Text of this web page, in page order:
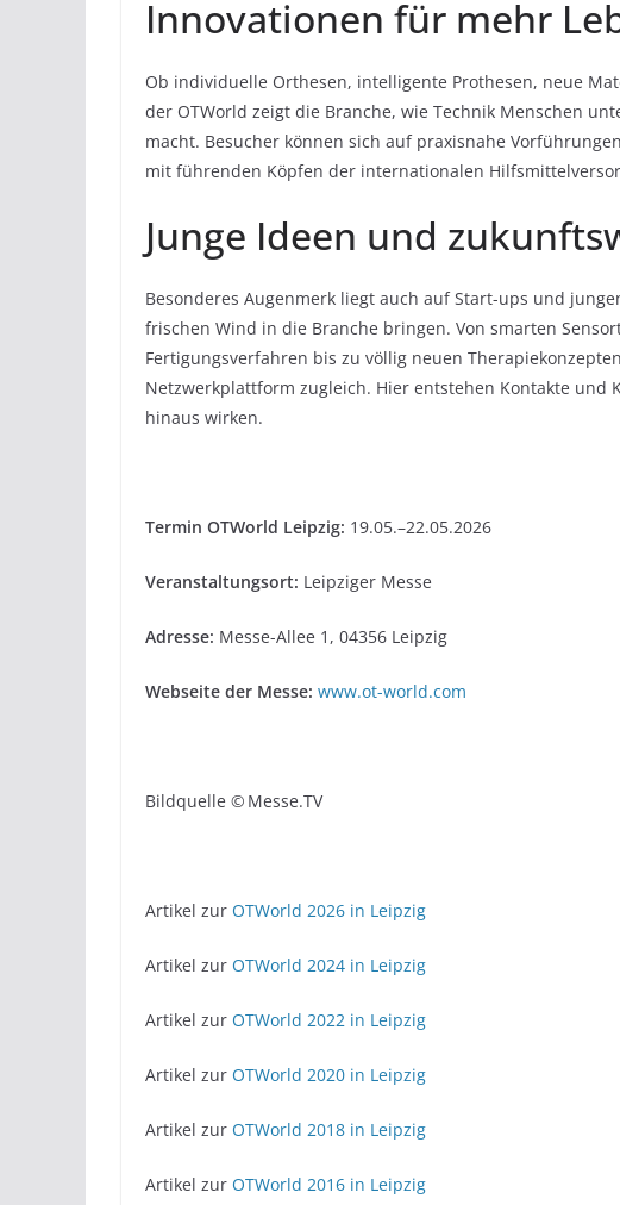
Innovationen für mehr
Ob individuelle Orthesen, intelligente Prothesen, neue
der OTWorld zeigt die Branche, wie Technik Menschen
macht. Besucher können sich auf praxisnahe
mit führenden Köpfen der internationalen
Junge Ideen und
Besonderes Augenmerk liegt auch auf Start-ups und
frischen Wind in die Branche bringen. Von smarten
Fertigungsverfahren bis zu völlig neuen
Netzwerkplattform zugleich. Hier entstehen Kontakte und
hinaus wirken.
Termin OTWorld Leipzig: 19.05.–22.05.2026
Veranstaltungsort: Leipziger Messe
Adresse: Messe-Allee 1, 04356 Leipzig
Webseite der Messe: www.ot-world.com
Bildquelle © Messe.TV
Artikel zur OTWorld 2026 in Leipzig
Artikel zur OTWorld 2024 in Leipzig
Artikel zur OTWorld 2022 in Leipzig
Artikel zur OTWorld 2020 in Leipzig
Artikel zur OTWorld 2018 in Leipzig
Artikel zur OTWorld 2016 in Leipzig